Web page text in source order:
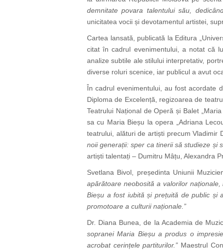
demnitate povara talentului său,
unicitatea vocii și devotamentul artistei,
Cartea lansată, publicată la Editura
citat în cadrul evenimentului, a notat că
analize subtile ale stilului interpretativ,
diverse roluri scenice, iar publicul a avut
În cadrul evenimentului, au fost acordate
Diploma de Excelență, regizoarea de
Teatrului Național de Operă și Balet
sa cu Maria Bieșu la opera „Adriana
teatrului, alături de artiști precum Vladimir
noii generații: sper ca tinerii să studieze și
artiști talentați – Dumitru Mâțu, Alexandra
Svetlana Bivol, președinta Uniunii
apărătoare neobosită a valorilor
Bieșu a fost iubită și prețuită de public și
promotoare a culturii naționale.”
Dr. Diana Bunea, de la Academia de
sopranei Maria Bieșu a produs o
acrobat cerințele partiturilor.” Maestrul